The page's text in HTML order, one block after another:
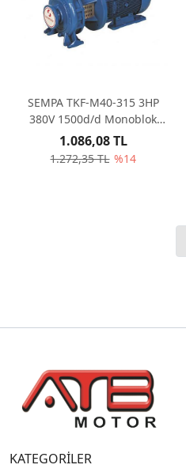
SEMPA TKF-M40-315 3HP
380V 1500d/d Monoblok
Santrifüj Pompa
1.272,35 TL %14
1.086,08 TL
KATEGORİLER